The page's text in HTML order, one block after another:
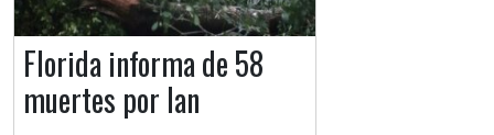
Florida informa de 58
muertes por Ian